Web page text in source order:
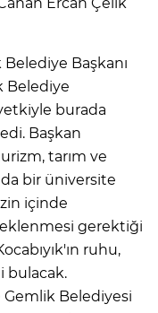
Başkanı
Belediye
burada
Başkan
tarım ve
bir üniversite
içinde
gerektiği
ruhu,
bulacak.
Belediyesi